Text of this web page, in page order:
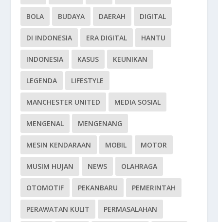
BOLA BUDAYA DAERAH DIGITAL
DI INDONESIA ERA DIGITAL HANTU
INDONESIA KASUS KEUNIKAN
LEGENDA LIFESTYLE
MANCHESTER UNITED MEDIA SOSIAL
MENGENAL MENGENANG
MESIN KENDARAAN MOBIL MOTOR
MUSIM HUJAN NEWS OLAHRAGA
OTOMOTIF PEKANBARU PEMERINTAH
PERAWATAN KULIT PERMASALAHAN